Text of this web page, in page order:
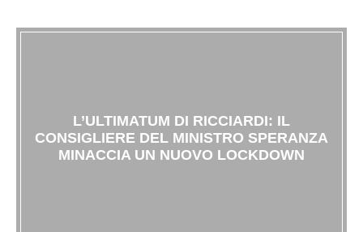
L’ULTIMATUM DI RICCIARDI: IL
CONSIGLIERE DEL MINISTRO SPERANZA
MINACCIA UN NUOVO LOCKDOWN